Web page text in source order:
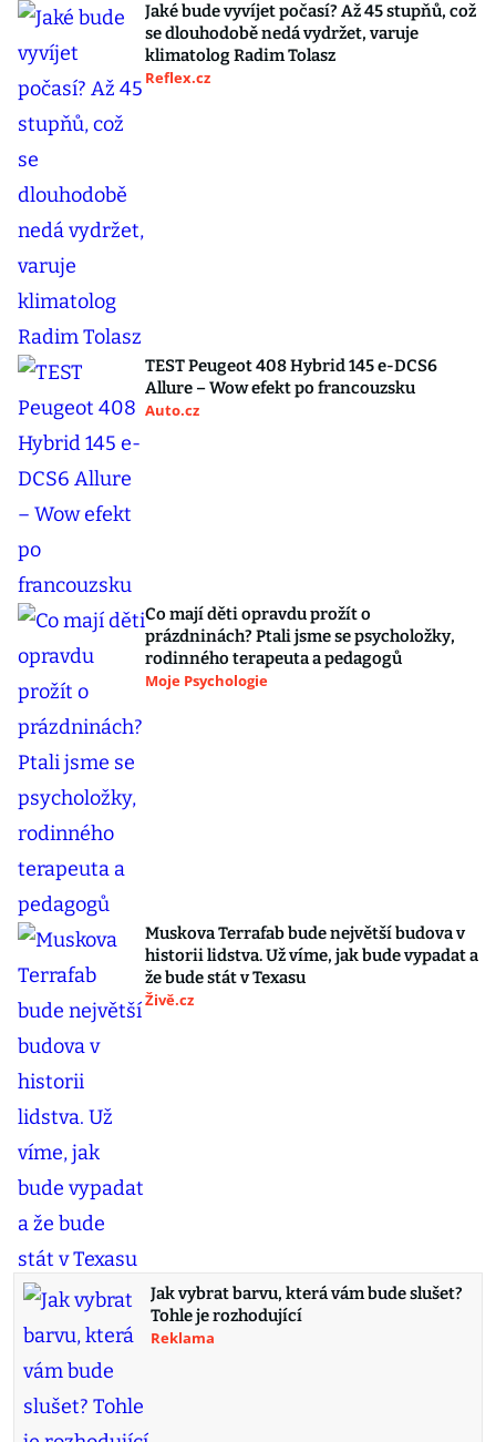
Jaké bude vyvíjet počasí? Až 45 stupňů, což
se dlouhodobě nedá vydržet, varuje
klimatolog Radim Tolasz
Reflex.cz
TEST Peugeot 408 Hybrid 145 e-DCS6
Allure – Wow efekt po francouzsku
Auto.cz
Co mají děti opravdu prožít o
prázdninách? Ptali jsme se psycholožky,
rodinného terapeuta a pedagogů
Moje Psychologie
Muskova Terrafab bude největší budova v
historii lidstva. Už víme, jak bude vypadat a
že bude stát v Texasu
Živě.cz
Jak vybrat barvu, která vám bude slušet?
Tohle je rozhodující
Reklama